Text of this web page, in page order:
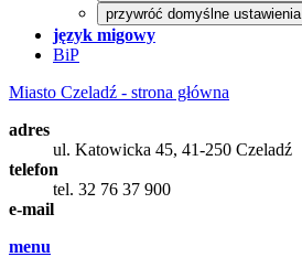
przywróć domyślne ustawienia
język migowy
BiP
Miasto Czeladź - strona główna
adres
ul. Katowicka 45, 41-250 Czeladź
telefon
tel. 32 76 37 900
e-mail
menu